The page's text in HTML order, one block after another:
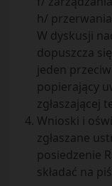
h/
W dyskusji
dopuszcza
jeden
popierający
zgłaszającej
Wnioski i
zgłaszane
posiedzenie
składać na